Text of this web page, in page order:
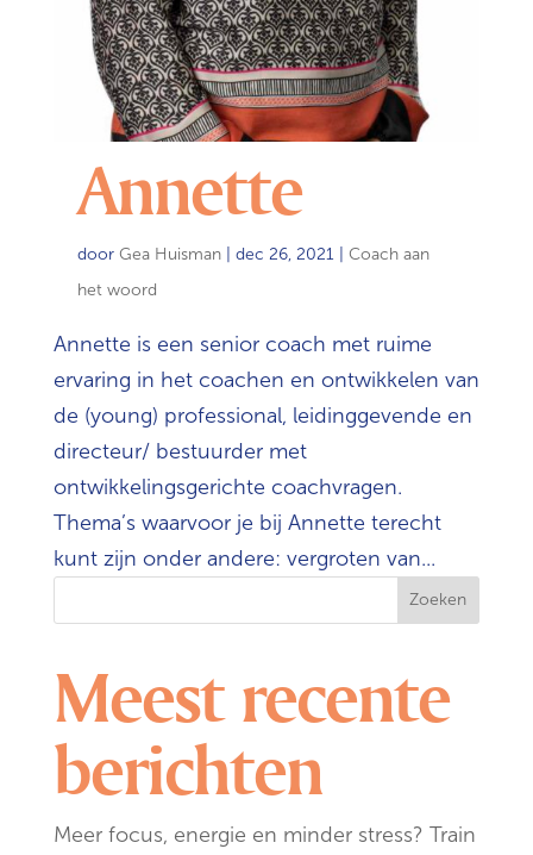
Annette
door Gea Huisman| dec 26, 2021
Coach aan
het woord
Annette is een senior coach met ruime
ervaring in het coachen en ontwikkelen van
de (young) professional, leidinggevende en
directeur/ bestuurder met
ontwikkelingsgerichte coachvragen.
Thema’s waarvoor je bij Annette terecht
kunt zijn onder andere: vergroten van...
Zoeken
Meest recente
berichten
Meer focus, energie en minder stress? Train